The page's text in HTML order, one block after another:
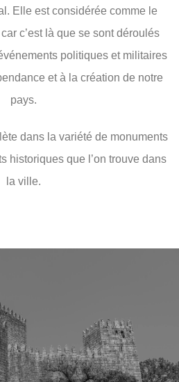
Elle est considérée comme le
c’est là que se sont déroulés
politiques et militaires
et à la création de notre
pays.
dans la variété de monuments
historiques que l’on trouve dans
la ville.